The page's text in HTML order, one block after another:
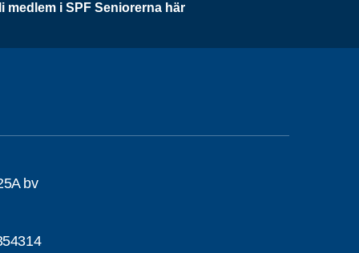
medlem i SPF Seniorerna här
bv